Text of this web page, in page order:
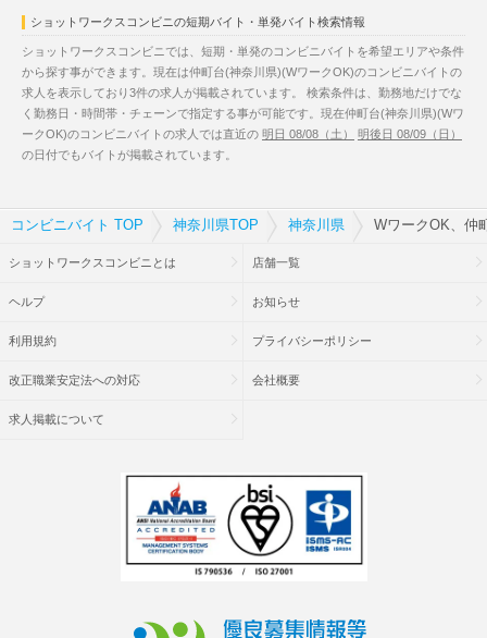
ショットワークスコンビニの短期バイト・単発バイト検索情報
ショットワークスコンビニでは、短期・単発のコンビニバイトを希望エリアや条件
から探す事ができます。現在は仲町台(神奈川県)(WワークOK)のコンビニバイトの
求人を表示しており3件の求人が掲載されています。 検索条件は、勤務地だけでな
く勤務日・時間帯・チェーンで指定する事が可能です。現在仲町台(神奈川県)(Wワ
ークOK)のコンビニバイトの求人では直近の 明日 08/08（土）
明後日 08/09（日）
の日付でもバイトが掲載されています。
コンビニバイト TOP 神奈川県TOP 神奈川県 WワークOK、仲
ショットワークスコンビニとは 店舗一覧
ヘルプ お知らせ
利用規約 プライバシーポリシー
改正職業安定法への対応 会社概要
求人掲載について